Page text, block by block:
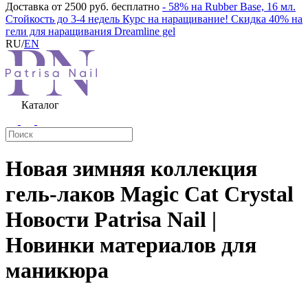
Доставка от 2500 руб. бесплатно - 58% на Rubber Base, 16 мл.
Стойкость до 3-4 недель Курс на наращивание! Скидка 40% на
гели для наращивания Dreamline gel
RU/EN
Каталог
Новая зимняя коллекция
гель-лаков Magic Cat Crystal
Новости Patrisa Nail |
Новинки материалов для
маникюра